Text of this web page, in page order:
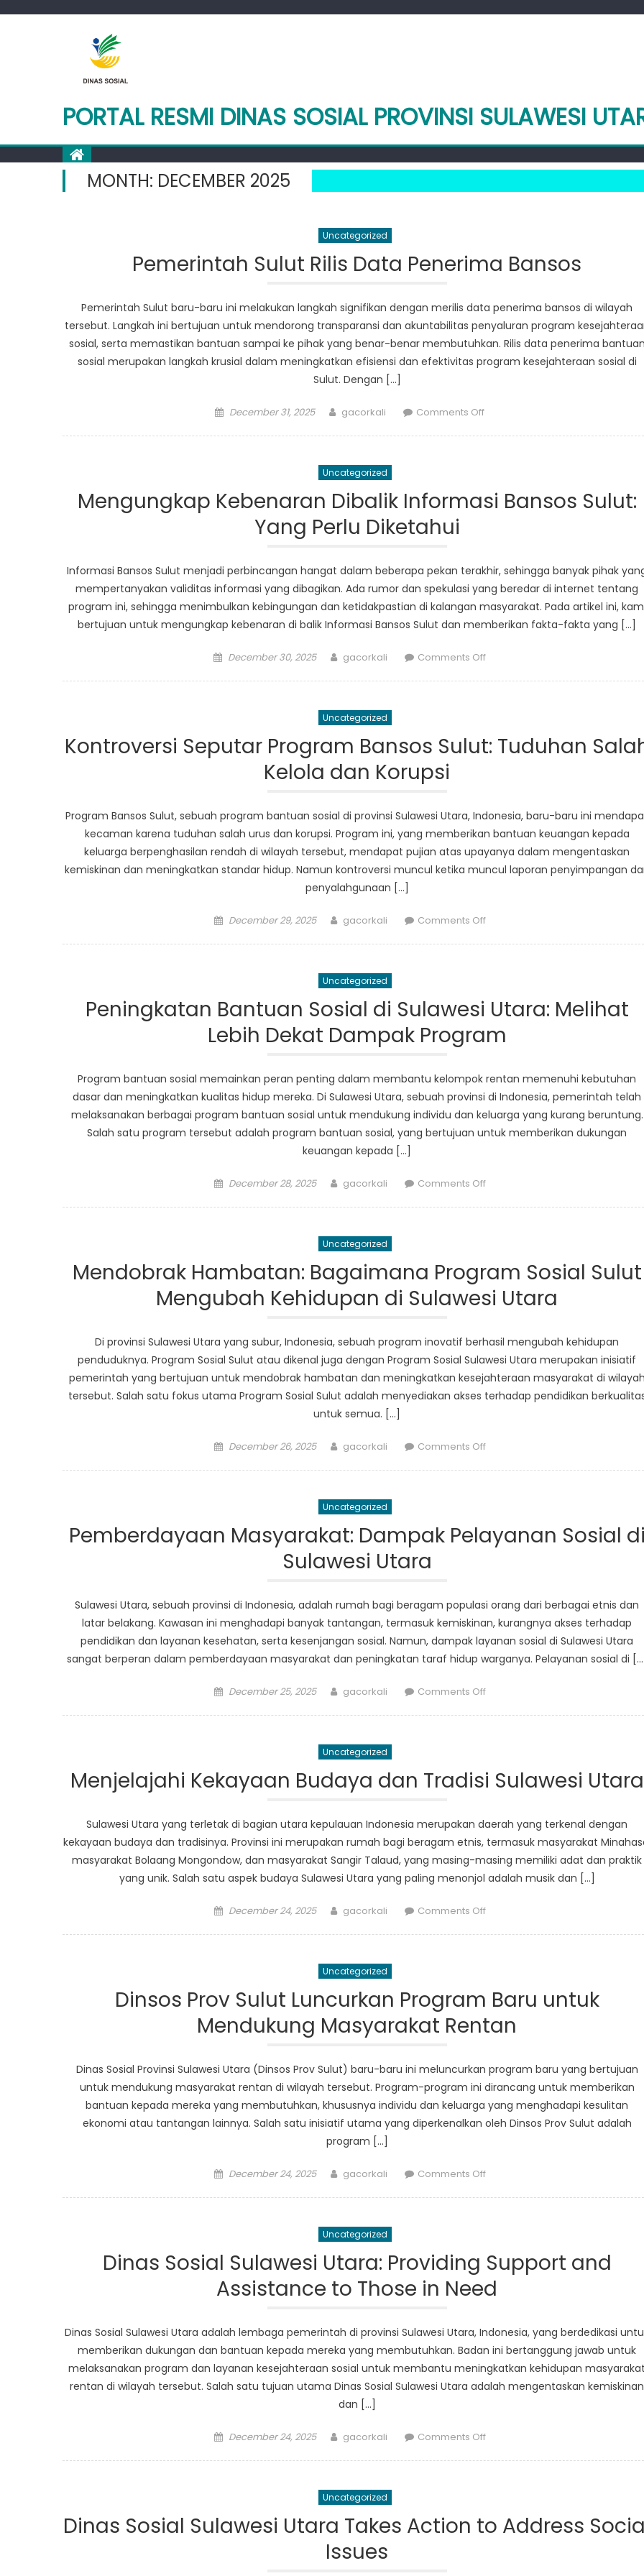
PORTAL RESMI DINAS SOSIAL PROVINSI SULAWESI
MONTH: DECEMBER 2025
Uncategorized
Pemerintah Sulut Rilis Data Penerima Bansos
Pemerintah Sulut baru-baru ini melakukan langkah signifikan dengan merilis data penerima bansos di wilayah
tersebut. Langkah ini bertujuan untuk mendorong transparansi dan akuntabilitas penyaluran program
sosial, serta memastikan bantuan sampai ke pihak yang benar-benar membutuhkan. Rilis data penerima
sosial merupakan langkah krusial dalam meningkatkan efisiensi dan efektivitas program kesejahteraan sosial di
Sulut. Dengan […]
Posted
December 31, 2025 Author
gacorkali Comments Offon
Penerima
Bansos
Uncategorized
Mengungkap Kebenaran Dibalik Informasi Bansos Sulut:
Yang Perlu Diketahui
Informasi Bansos Sulut menjadi perbincangan hangat dalam beberapa pekan terakhir, sehingga banyak pihak
mempertanyakan validitas informasi yang dibagikan. Ada rumor dan spekulasi yang beredar di internet tentang
program ini, sehingga menimbulkan kebingungan dan ketidakpastian di kalangan masyarakat. Pada artikel ini,
bertujuan untuk mengungkap kebenaran di balik Informasi Bansos Sulut dan memberikan fakta-fakta yang […]
Posted
December 30, 2025 Author
gacorkali Comments Offon
Bansos
Sulut:
Uncategorized
Kontroversi Seputar Program Bansos Sulut: Tuduhan
Kelola dan Korupsi
Program Bansos Sulut, sebuah program bantuan sosial di provinsi Sulawesi Utara, Indonesia, baru-baru ini
kecaman karena tuduhan salah urus dan korupsi. Program ini, yang memberikan bantuan keuangan kepada
keluarga berpenghasilan rendah di wilayah tersebut, mendapat pujian atas upayanya dalam mengentaskan
kemiskinan dan meningkatkan standar hidup. Namun kontroversi muncul ketika muncul laporan penyimpangan
penyalahgunaan […]
Posted
December 29, 2025 Author
gacorkali Comments Offon
Sulut:
Tuduhan
Salah
Korupsi
Uncategorized
Peningkatan Bantuan Sosial di Sulawesi Utara: Melihat
Lebih Dekat Dampak Program
Program bantuan sosial memainkan peran penting dalam membantu kelompok rentan memenuhi kebutuhan
dasar dan meningkatkan kualitas hidup mereka. Di Sulawesi Utara, sebuah provinsi di Indonesia, pemerintah telah
melaksanakan berbagai program bantuan sosial untuk mendukung individu dan keluarga yang kurang beruntung.
Salah satu program tersebut adalah program bantuan sosial, yang bertujuan untuk memberikan dukungan
keuangan kepada […]
Posted
December 28, 2025 Author
gacorkali Comments Offon
Sulawesi
Utara:
Melihat
Dampak
Program
Uncategorized
Mendobrak Hambatan: Bagaimana Program Sosial Sulut
Mengubah Kehidupan di Sulawesi Utara
Di provinsi Sulawesi Utara yang subur, Indonesia, sebuah program inovatif berhasil mengubah kehidupan
penduduknya. Program Sosial Sulut atau dikenal juga dengan Program Sosial Sulawesi Utara merupakan inisiatif
pemerintah yang bertujuan untuk mendobrak hambatan dan meningkatkan kesejahteraan masyarakat di
tersebut. Salah satu fokus utama Program Sosial Sulut adalah menyediakan akses terhadap pendidikan
untuk semua. […]
Posted
December 26, 2025 Author
gacorkali Comments Offon
Sosial
Sulut
Sulawesi
Utara
Uncategorized
Pemberdayaan Masyarakat: Dampak Pelayanan Sosial
Sulawesi Utara
Sulawesi Utara, sebuah provinsi di Indonesia, adalah rumah bagi beragam populasi orang dari berbagai etnis dan
latar belakang. Kawasan ini menghadapi banyak tantangan, termasuk kemiskinan, kurangnya akses terhadap
pendidikan dan layanan kesehatan, serta kesenjangan sosial. Namun, dampak layanan sosial di Sulawesi Utara
sangat berperan dalam pemberdayaan masyarakat dan peningkatan taraf hidup warganya. Pelayanan sosial di
Posted
December 25, 2025 Author
gacorkali Comments Offon
Sosial
di
Utara
Uncategorized
Menjelajahi Kekayaan Budaya dan Tradisi Sulawesi Utara
Sulawesi Utara yang terletak di bagian utara kepulauan Indonesia merupakan daerah yang terkenal dengan
kekayaan budaya dan tradisinya. Provinsi ini merupakan rumah bagi beragam etnis, termasuk masyarakat
masyarakat Bolaang Mongondow, dan masyarakat Sangir Talaud, yang masing-masing memiliki adat dan praktik
yang unik. Salah satu aspek budaya Sulawesi Utara yang paling menonjol adalah musik dan […]
Posted
December 24, 2025 Author
gacorkali Comments Offon
Tradisi
Sulawesi
Utara
Uncategorized
Dinsos Prov Sulut Luncurkan Program Baru untuk
Mendukung Masyarakat Rentan
Dinas Sosial Provinsi Sulawesi Utara (Dinsos Prov Sulut) baru-baru ini meluncurkan program baru yang bertujuan
untuk mendukung masyarakat rentan di wilayah tersebut. Program-program ini dirancang untuk memberikan
bantuan kepada mereka yang membutuhkan, khususnya individu dan keluarga yang menghadapi kesulitan
ekonomi atau tantangan lainnya. Salah satu inisiatif utama yang diperkenalkan oleh Dinsos Prov Sulut adalah
program […]
Posted
December 24, 2025 Author
gacorkali Comments Offon
Program
Baru
untuk
Rentan
Uncategorized
Dinas Sosial Sulawesi Utara: Providing Support and
Assistance to Those in Need
Dinas Sosial Sulawesi Utara adalah lembaga pemerintah di provinsi Sulawesi Utara, Indonesia, yang berdedikasi
memberikan dukungan dan bantuan kepada mereka yang membutuhkan. Badan ini bertanggung jawab untuk
melaksanakan program dan layanan kesejahteraan sosial untuk membantu meningkatkan kehidupan
rentan di wilayah tersebut. Salah satu tujuan utama Dinas Sosial Sulawesi Utara adalah mengentaskan kemiskinan
dan […]
Posted
December 24, 2025 Author
gacorkali Comments Offon
Providing
Support
Uncategorized
Dinas Sosial Sulawesi Utara Takes Action to Address
Issues